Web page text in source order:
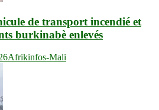
de transport incendié et
burkinabè enlevés
Afrikinfos-Mali